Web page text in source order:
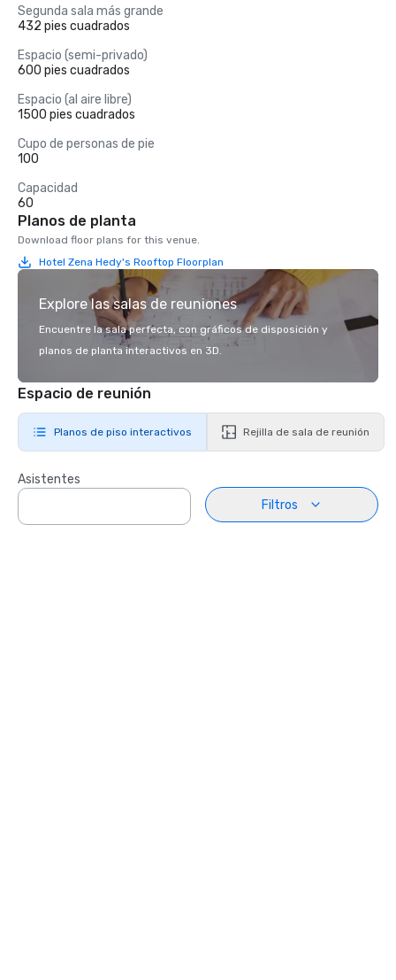
Segunda sala más grande
432 pies cuadrados
Espacio (semi-privado)
600 pies cuadrados
Espacio (al aire libre)
1500 pies cuadrados
Cupo de personas de pie
100
Capacidad
60
Planos de planta
Download floor plans for this venue.
Hotel Zena Hedy's Rooftop Floorplan
Explore las salas de reuniones
Encuentre la sala perfecta, con gráficos de disposición y
planos de planta interactivos en 3D.
Espacio de reunión
Planos de piso interactivos Rejilla de sala de reunión
Asistentes
Filtros